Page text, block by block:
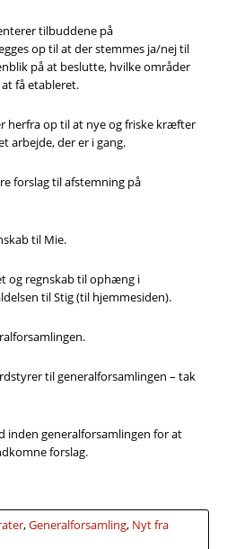
tilbuddene på
op til at der stemmes ja/nej til
på at beslutte, hvilke områder
få etableret.
herfra op til at nye og friske kræfter
arbejde, der er i gang.
forslag til afstemning på
til Mie.
og regnskab til ophæng i
til Stig (til hjemmesiden).
til generalforsamlingen – tak
inden generalforsamlingen for at
forslag.
,Generalforsamling, Nyt fra